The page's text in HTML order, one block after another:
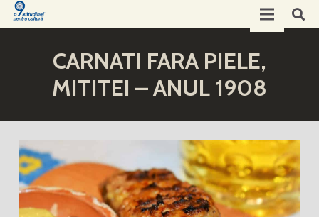
CARNATI FARA PIELE,
MITITEI – ANUL 1908